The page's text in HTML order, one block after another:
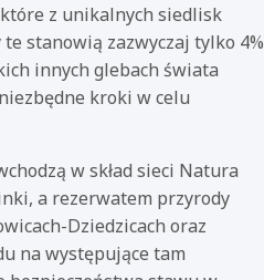
z unikalnych siedlisk
stanowią zazwyczaj tylko 4%
innych glebach świata
kroki w celu
w skład sieci Natura
a rezerwatem przyrody
Dziedzicach oraz
na występujące tam